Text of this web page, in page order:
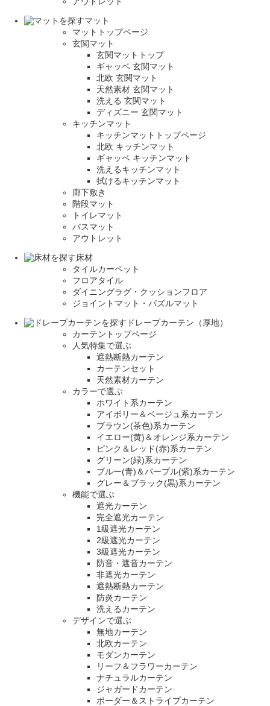
マット
マットトップページ
玄関マット
玄関マットトップ
ギャッベ 玄関マット
北欧 玄関マット
天然素材 玄関マット
洗える 玄関マット
ディズニー 玄関マット
キッチンマット
キッチンマットトップページ
北欧 キッチンマット
ギャッベ キッチンマット
洗えるキッチンマット
拭けるキッチンマット
廊下敷き
階段マット
トイレマット
バスマット
アウトレット
床材
タイルカーペット
フロアタイル
ダイニングラグ・クッションフロア
ジョイントマット・パズルマット
ドレープカーテン（厚地）
カーテントップページ
人気特集で選ぶ
遮熱断熱カーテン
カーテンセット
天然素材カーテン
カラーで選ぶ
ホワイト系カーテン
アイボリー＆ベージュ系カーテン
ブラウン(茶色)系カーテン
イエロー(黄)＆オレンジ系カーテン
ピンク＆レッド(赤)系カーテン
グリーン(緑)系カーテン
ブルー(青)＆パープル(紫)系カーテン
グレー＆ブラック(黒)系カーテン
機能で選ぶ
遮光カーテン
完全遮光カーテン
1級遮光カーテン
2級遮光カーテン
3級遮光カーテン
防音・遮音カーテン
非遮光カーテン
遮熱断熱カーテン
防炎カーテン
洗えるカーテン
デザインで選ぶ
無地カーテン
北欧カーテン
モダンカーテン
リーフ＆フラワーカーテン
ナチュラルカーテン
ジャガードカーテン
ボーダー＆ストライプカーテン